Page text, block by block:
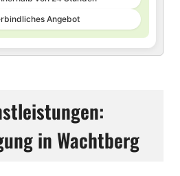
Angebot
in Wachtberg